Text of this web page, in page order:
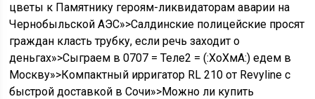
цветы к Памятнику героям-ликвидаторам аварии на
Чернобыльской АЭС»>Салдинские полицейские просят
граждан класть трубку, если речь заходит о
деньгах»>Сыграем в 0707 = Теле2 = (:ХоХмА:) едем в
Москву»>Компактный ирригатор RL 210 от Revyline с
быстрой доставкой в Сочи»>Можно ли купить